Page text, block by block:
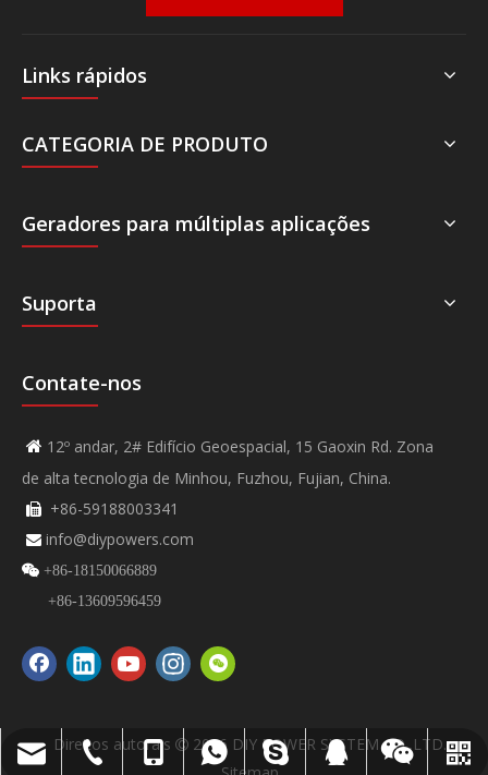
Links rápidos
CATEGORIA DE PRODUTO
Geradores para múltiplas aplicações
Suporta
Contate-nos
 12º andar, 2# Edifício Geoespacial, 15 Gaoxin Rd. Zona
de alta tecnologia de Minhou, Fuzhou, Fujian, China.
 +86-59188003341
 info@diypowers.com
 +86-18150066889
+86-13609596459
Direitos autorais  2026DIY POWER SYSTEM CO.,LTD.
info@diypowers.com
+86-591-8800-3341
+86-18150066889
+8618150066889
+8613609596459
45528299
SISTEMA DIYPOWER
VÍDEO DIYPOWER NÃO.